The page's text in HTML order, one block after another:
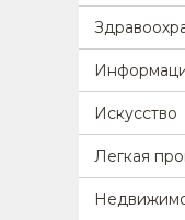
Искусство
Легкая